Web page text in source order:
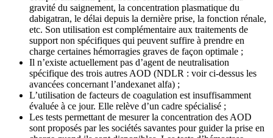
gravité du saignement, la concentration plasmatique du
dabigatran, le délai depuis la dernière prise, la fonction rénale,
etc. Son utilisation est complémentaire aux traitements de
support non spécifiques qui peuvent suffire à prendre en
charge certaines hémorragies graves de façon optimale ;
Il n’existe actuellement pas d’agent de neutralisation
spécifique des trois autres AOD (NDLR : voir ci-dessus les
avancées concernant l’andexanet alfa) ;
L’utilisation de facteurs de coagulation est insuffisamment
évaluée à ce jour. Elle relève d’un cadre spécialisé ;
Les tests permettant de mesurer la concentration des AOD
sont proposés par les sociétés savantes pour guider la prise en